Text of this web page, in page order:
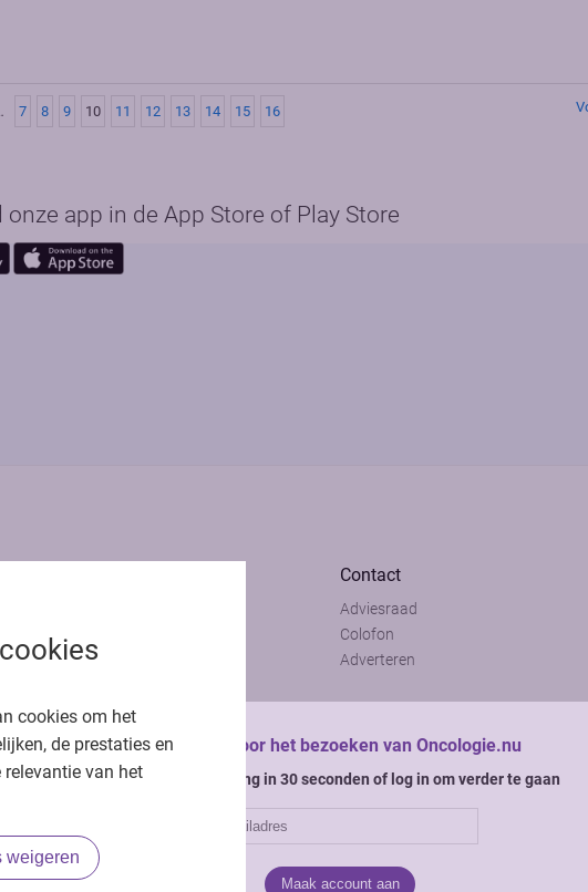
cookies om het
de prestaties en
relevantie van het
weigeren
Bedankt voor het bezoeken van Oncologie.nu
Krijg gratis toegang in 30 seconden of log in om verder te gaan
7 8 9 10 11 12 13 14 15 16
onze app in de App Store of Play Store
statement
statement
Contact
Adviesraad
Colofon
Adverteren